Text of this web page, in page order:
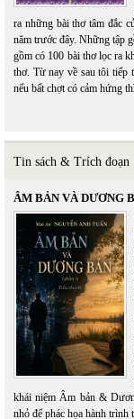
ra những bài thơ tâm đắc
năm trước đây. Những tập
gồm có 100 bài thơ lọc ra
thơ. Từ nay về sau tôi tiếp
nếu bất chợt có cảm hứng
Tin sách & Trích đoạn
ÂM BẢN VÀ DƯƠNG
khái niệm Âm bản &
nhỏ để phác họa hành trình